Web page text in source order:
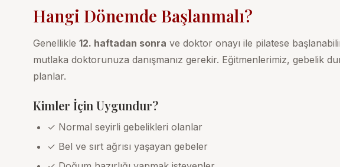
Hangi Dönemde Başlanmalı?
Genellikle 12. haftadan sonra ve doktor onayı ile pilatese
mutlaka doktorunuza danışmanız gerekir. Eğitmenlerimiz, gebelik
planlar.
Kimler İçin Uygundur?
✓ Normal seyirli gebelikleri olanlar
✓ Bel ve sırt ağrısı yaşayan gebeler